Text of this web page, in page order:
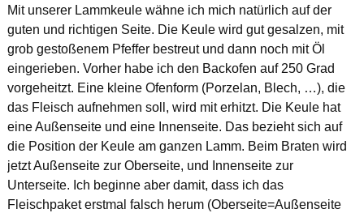
Mit unserer Lammkeule wähne ich mich natürlich auf der
guten und richtigen Seite. Die Keule wird gut gesalzen, mit
grob gestoßenem Pfeffer bestreut und dann noch mit Öl
eingerieben. Vorher habe ich den Backofen auf 250 Grad
vorgeheitzt. Eine kleine Ofenform (Porzelan, Blech, …), die
das Fleisch aufnehmen soll, wird mit erhitzt. Die Keule hat
eine Außenseite und eine Innenseite. Das bezieht sich auf
die Position der Keule am ganzen Lamm. Beim Braten wird
jetzt Außenseite zur Oberseite, und Innenseite zur
Unterseite. Ich beginne aber damit, dass ich das
Fleischpaket erstmal falsch herum (Oberseite=Außenseite